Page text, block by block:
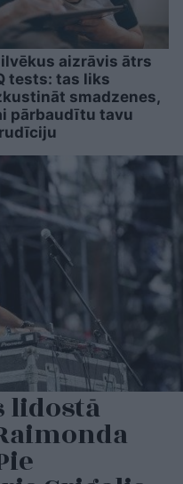
aizrāvis ātrs
tests: tas liks
smadzenes,
pārbaudītu tavu
lidostā